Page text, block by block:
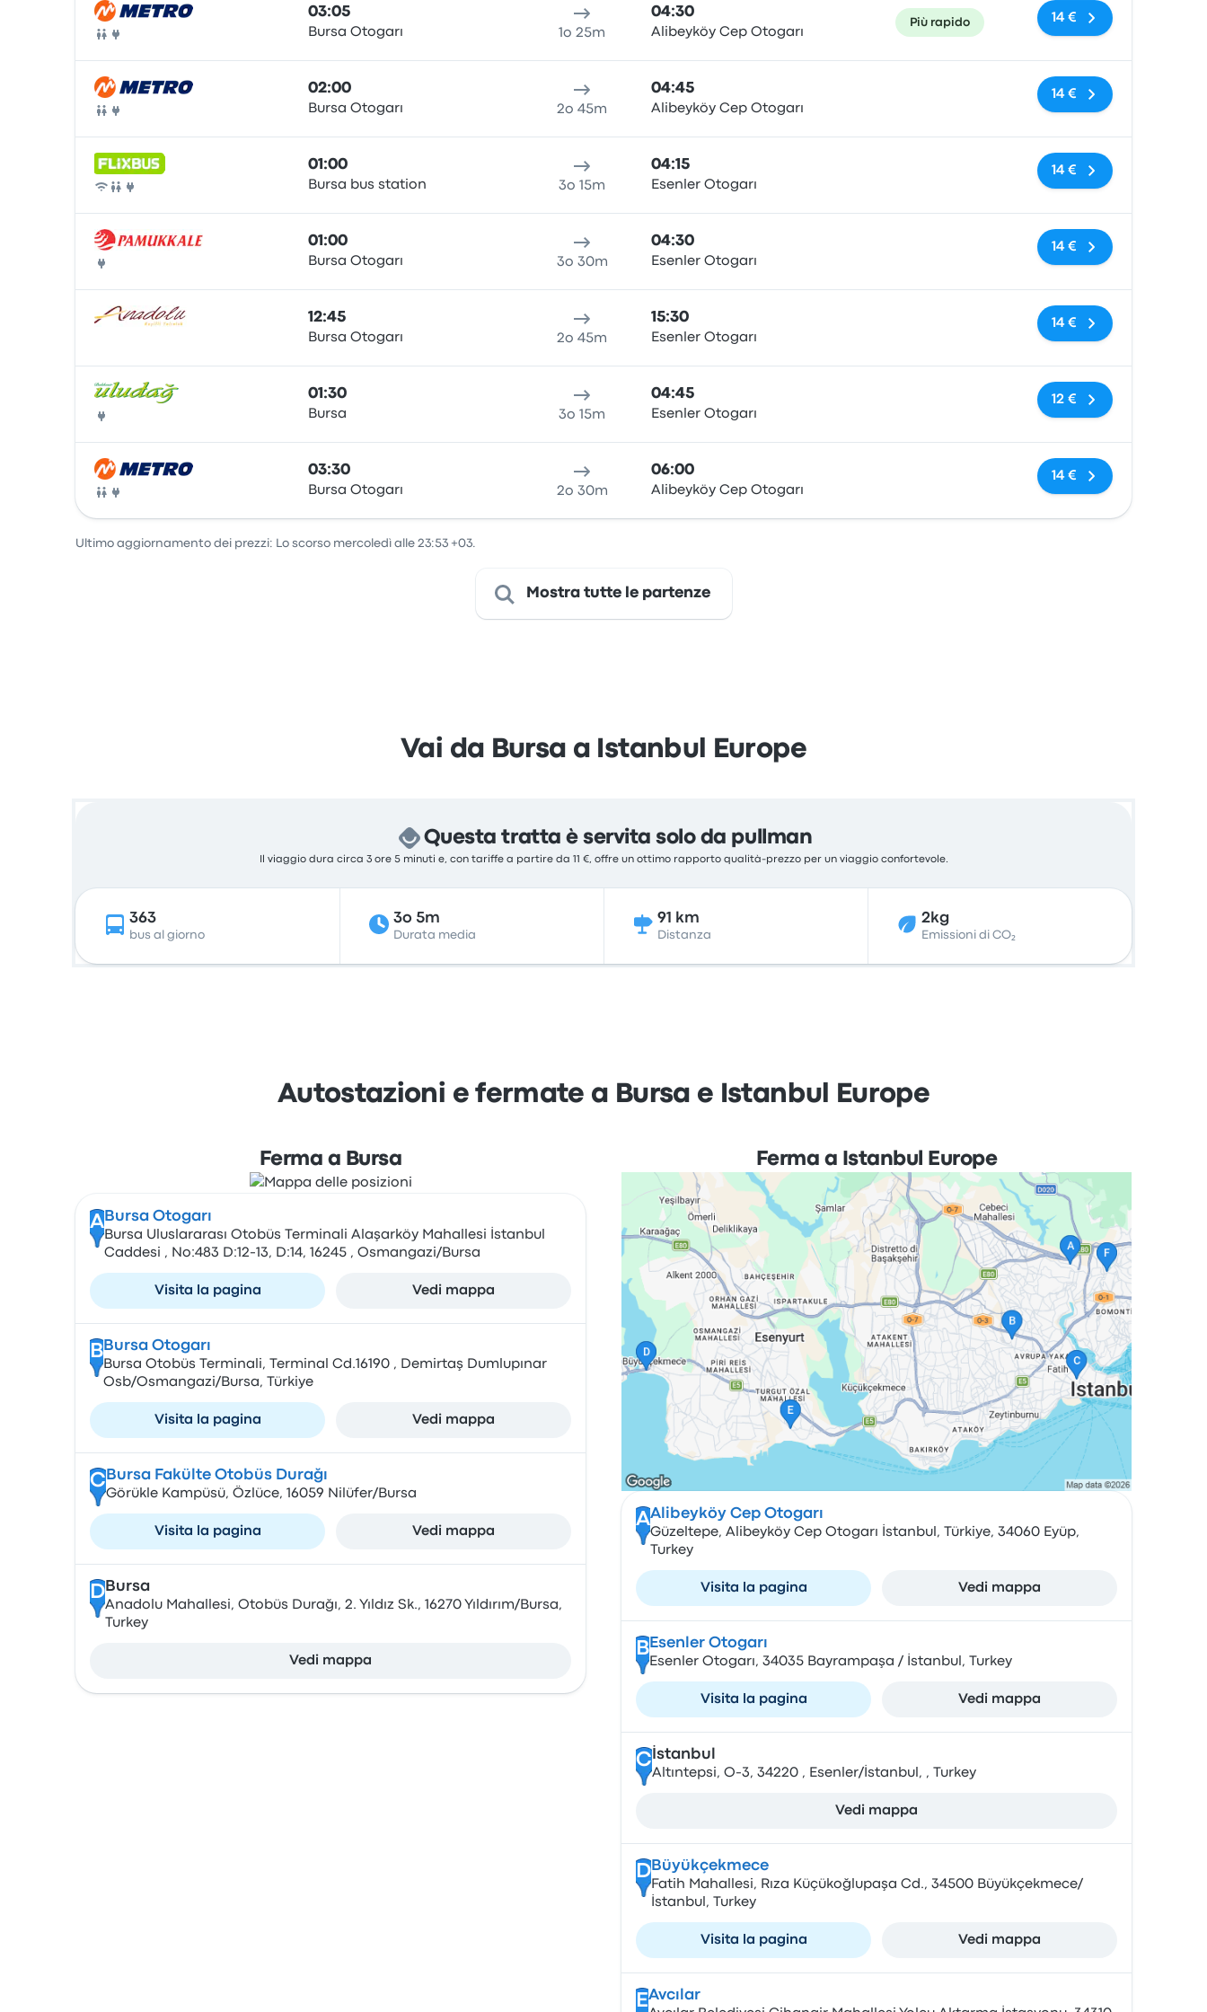
Pullman
03:05
Bursa Otogarı 1o 25m
04:30
Alibeyköy Cep Otogarı
Più rapido 14 €
Pullman
02:00
Bursa Otogarı 2o 45m
04:45
Alibeyköy Cep Otogarı
Nessun tag
14 €
Pullman
01:00
Bursa bus station 3o 15m
04:15
Esenler Otogarı
Nessun tag
14 €
Pullman
01:00
Bursa Otogarı 3o 30m
04:30
Esenler Otogarı
Nessun tag
14 €
12:45
Bursa Otogarı 2o 45m
15:30
Esenler Otogarı
Nessun tag
14 €
Pullman
01:30
Bursa 3o 15m
04:45
Esenler Otogarı
Nessun tag
12 €
Pullman
03:30
Bursa Otogarı 2o 30m
06:00
Alibeyköy Cep Otogarı
Nessun tag
14 €
Ultimo aggiornamento dei prezzi: Lo scorso mercoledì alle 23:53 +03.
Mostra tutte le partenze
Vai da Bursa a Istanbul Europe
Questa tratta è servita solo da pullman
Il viaggio dura circa 3 ore 5 minuti e, con tariffe a partire da 11 €, offre un ottimo rapporto qualità-prezzo per un viaggio confortevole.
363
bus al giorno
3o 5m
Durata media
91 km
Distanza
2kg
Emissioni di CO₂
Autostazioni e fermate a Bursa e Istanbul Europe
Ferma a Bursa
A Bursa Otogarı
Bursa Uluslararası Otobüs Terminali Alaşarköy Mahallesi İstanbul
Caddesi , No:483 D:12-13, D:14, 16245 , Osmangazi/Bursa
Visita la pagina Vedi mappa
B Bursa Otogarı
Bursa Otobüs Terminali, Terminal Cd.16190 , Demirtaş Dumlupınar
Osb/Osmangazi/Bursa, Türkiye
Visita la pagina Vedi mappa
CBursa Fakülte Otobüs Durağı
Görükle Kampüsü, Özlüce, 16059 Nilüfer/Bursa
Visita la pagina Vedi mappa
DBursa
Anadolu Mahallesi, Otobüs Durağı, 2. Yıldız Sk., 16270 Yıldırım/Bursa,
Turkey
Vedi mappa
Ferma a Istanbul Europe
AAlibeyköy Cep Otogarı
Güzeltepe, Alibeyköy Cep Otogarı İstanbul, Türkiye, 34060 Eyüp,
Turkey
Visita la pagina Vedi mappa
B Esenler Otogarı
Esenler Otogarı, 34035 Bayrampaşa / İstanbul, Turkey
Visita la pagina Vedi mappa
Cİstanbul
Altıntepsi, O-3, 34220 , Esenler/İstanbul, , Turkey
Vedi mappa
DBüyükçekmece
Fatih Mahallesi, Rıza Küçükoğlupaşa Cd., 34500 Büyükçekmece/
İstanbul, Turkey
Visita la pagina Vedi mappa
EAvcılar